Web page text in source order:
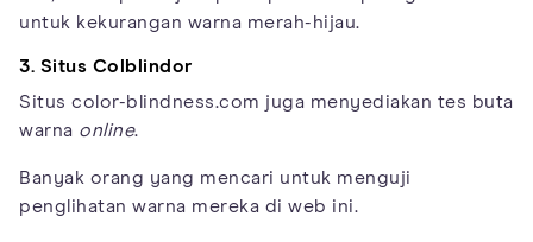
untuk kekurangan warna merah-hijau.
3. Situs Colblindor
Situs color-blindness.com juga menyediakan tes buta
warna online.
Banyak orang yang mencari untuk menguji
penglihatan warna mereka di web ini.